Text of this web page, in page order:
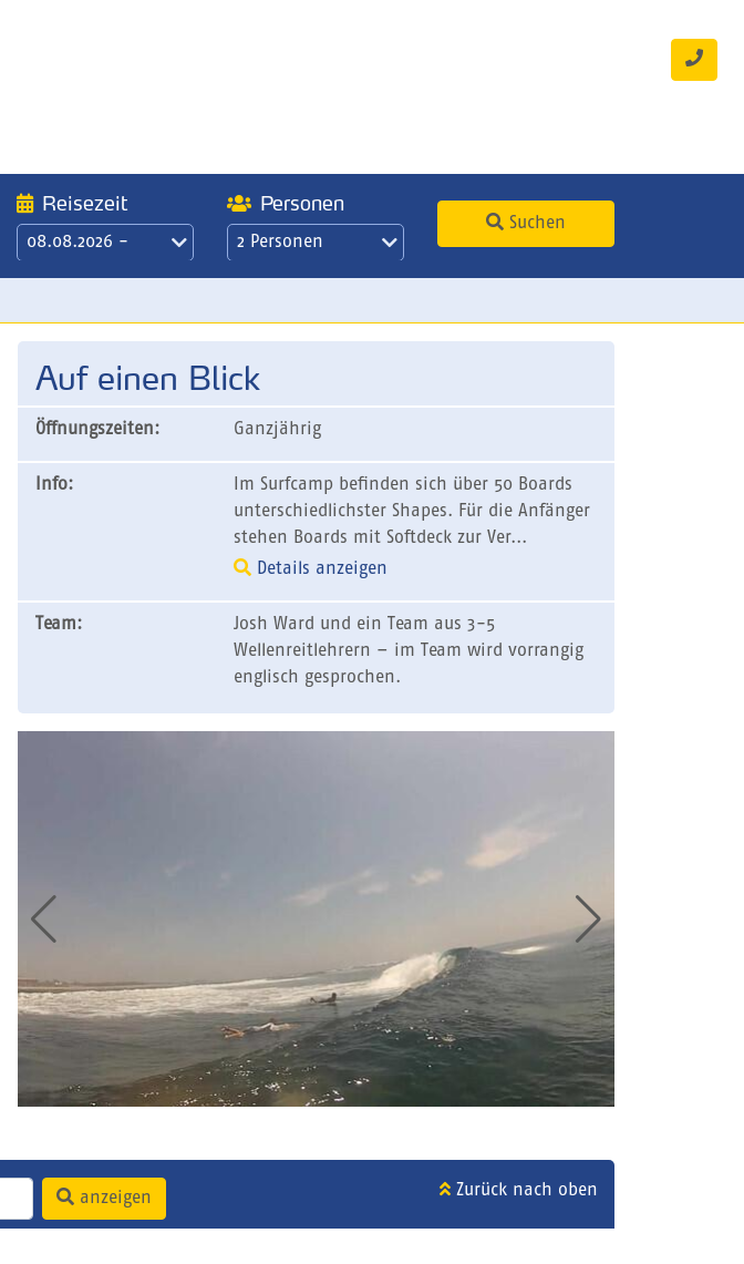
Reisezeit
08.08.2026 -
/ 3 Wochen
Personen
2 Personen
Suchen
Auf einen Blick
Öffnungszeiten: Ganzjährig
Info:
Im Surfcamp befinden sich über 50 Boards
unterschiedlichster Shapes. Für die Anfänger
stehen Boards mit Softdeck zur Ver...
Details anzeigen
Team:
Josh Ward und ein Team aus 3-5
Wellenreitlehrern – im Team wird vorrangig
englisch gesprochen.
anzeigen Zurück nach oben